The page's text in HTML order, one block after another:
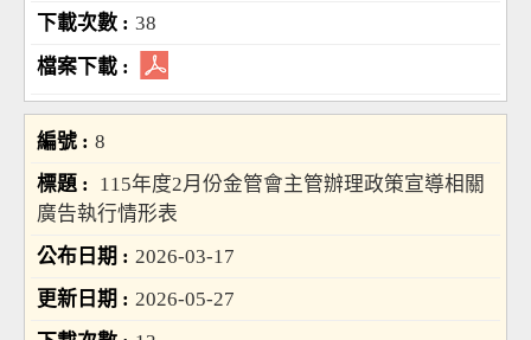
38
8
115年度2月份金管會主管辦理政策宣導相關
廣告執行情形表
2026-03-17
2026-05-27